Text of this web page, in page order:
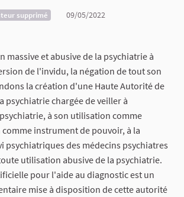
supprimé
09/05/2022
massive et abusive de la psychiatrie à
de l'invidu, la négation de tout son
la création d'une Haute Autorité de
psychiatrie chargée de veiller à
à son utilisation comme
instrument de pouvoir, à la
psychiatriques des médecins psychiatres
utilisation abusive de la psychiatrie.
pour l'aide au diagnostic est un
mise à disposition de cette autorité